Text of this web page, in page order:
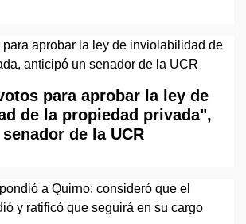
para aprobar la ley de
de la propiedad privada",
de la UCR